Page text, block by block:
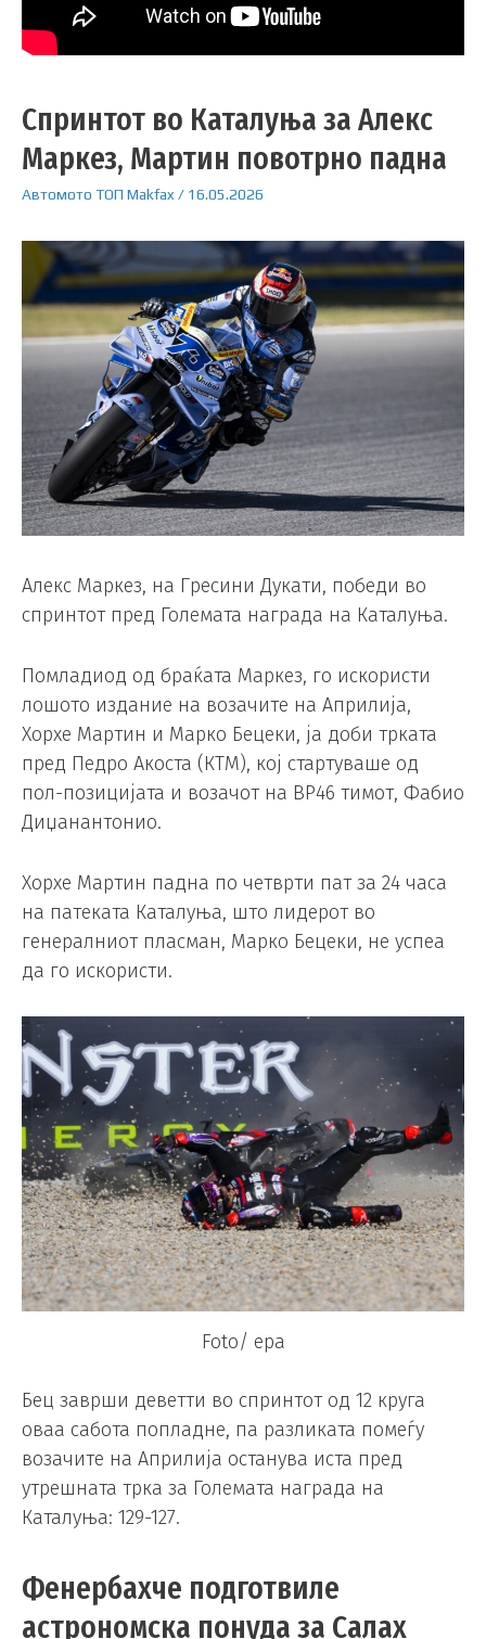
Спринтот во Каталуња за Алекс
Маркез, Мартин повотрно падна
Автомото ТОП Makfax/ 16.05.2026
Алекс Маркез, на Гресини Дукати, победи во
спринтот пред Големата награда на Каталуња.
Помладиод од браќата Маркез, го искористи
лошото издание на возачите на Априлија,
Хорхе Мартин и Марко Бецеки, ја доби трката
пред Педро Акоста (КТМ), кој стартуваше од
пол-позицијата и возачот на ВР46 тимот, Фабио
Диџанантонио.
Хорхе Мартин падна по четврти пат за 24 часа
на патеката Каталуња, што лидерот во
генералниот пласман, Марко Бецеки, не успеа
да го искористи.
Foto/ epa
Бец заврши деветти во спринтот од 12 круга
оваа сабота попладне, па разликата помеѓу
возачите на Априлија останува иста пред
утрешната трка за Големата награда на
Каталуња: 129-127.
Фенербахче подготвиле
астрономска понуда за Салах